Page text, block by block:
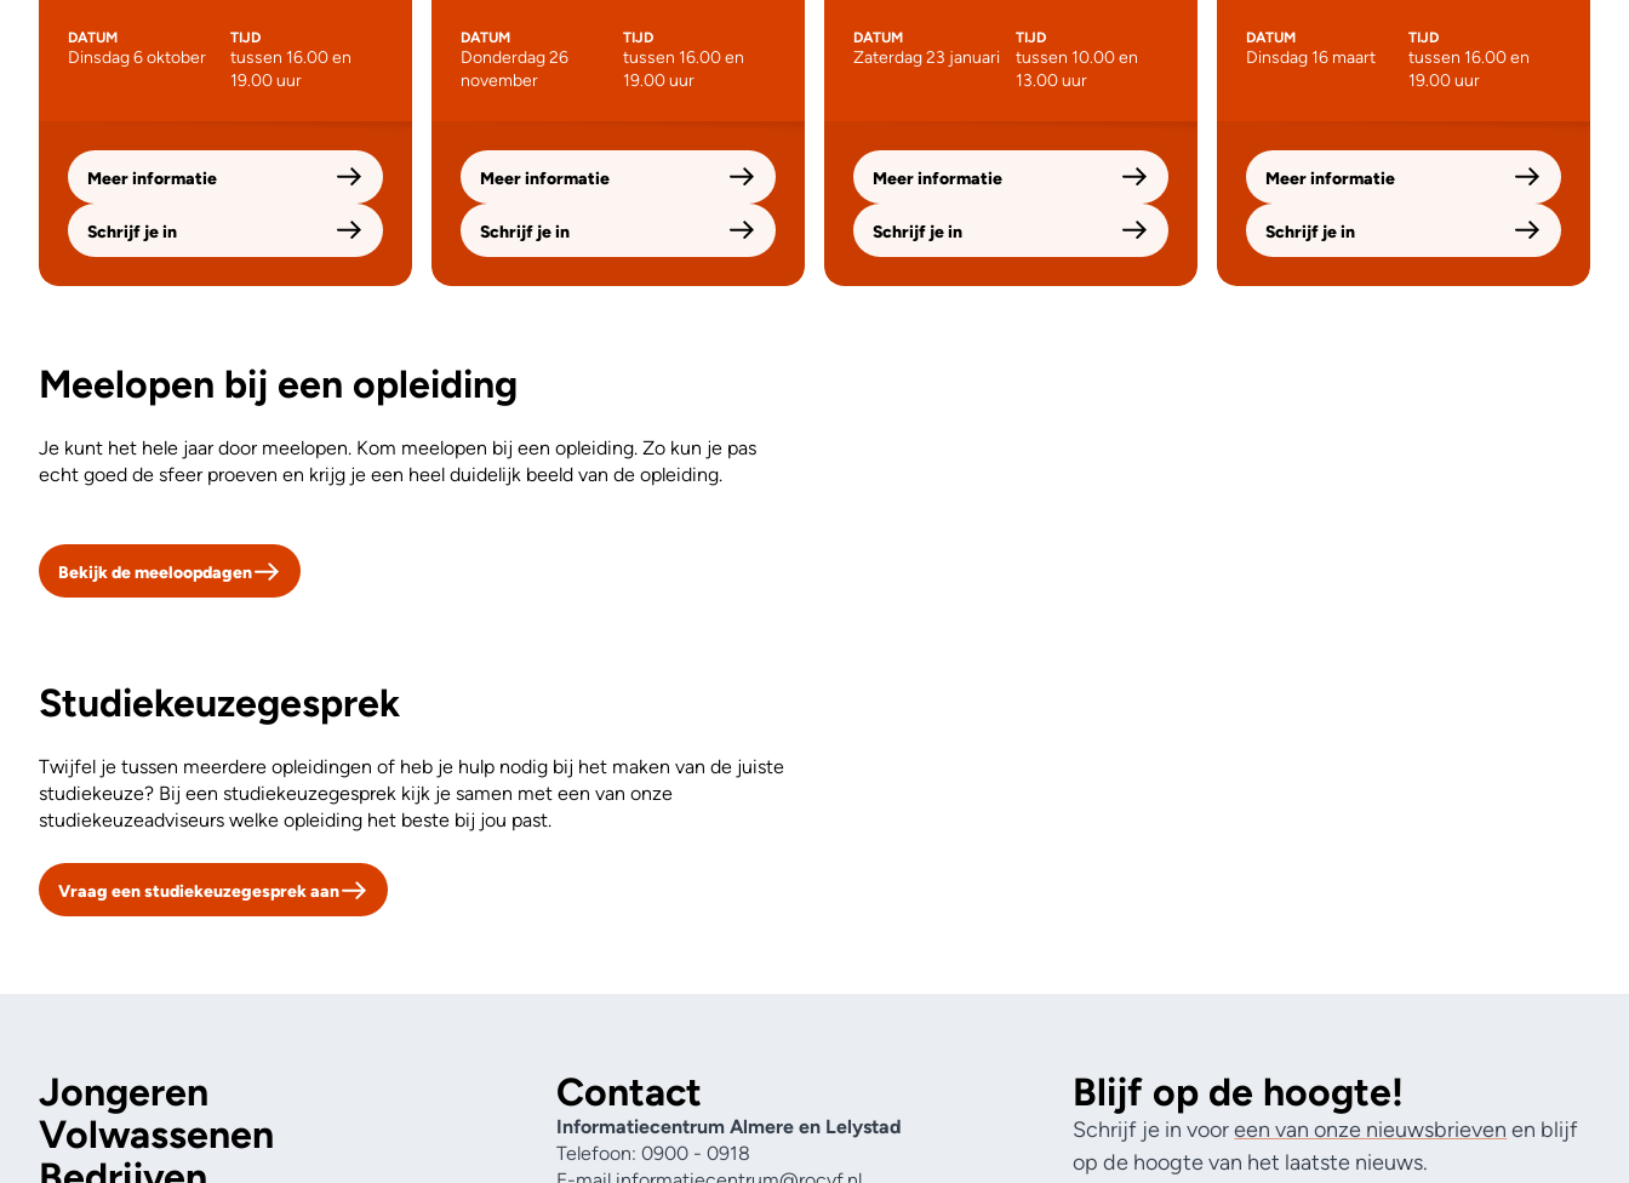
DATUM
Dinsdag 6 oktober
TIJD
tussen 16.00 en
19.00 uur
Meer informatie
Schrijf je in
DATUM
Donderdag 26
november
TIJD
tussen 16.00 en
19.00 uur
Meer informatie
Schrijf je in
DATUM
Zaterdag 23 januari
TIJD
tussen 10.00 en
13.00 uur
Meer informatie
Schrijf je in
DATUM
Dinsdag 16 maart
TIJD
tussen 16.00 en
19.00 uur
Meer informatie
Schrijf je in
Meelopen bij een opleiding
Je kunt het hele jaar door meelopen. Kom meelopen bij een opleiding. Zo kun je pas
echt goed de sfeer proeven en krijg je een heel duidelijk beeld van de opleiding.
Bekijk de meeloopdagen
Studiekeuzegesprek
Twijfel je tussen meerdere opleidingen of heb je hulp nodig bij het maken van de juiste
studiekeuze? Bij een studiekeuzegesprek kijk je samen met een van onze
studiekeuzeadviseurs welke opleiding het beste bij jou past.
Vraag een studiekeuzegesprek aan
Jongeren
Volwassenen
Contact
Informatiecentrum Almere en Lelystad
Telefoon: 0900 - 0918
Blijf op de hoogte!
Schrijf je in vooreen van onze nieuwsbrieven en blijf
op de hoogte van het laatste nieuws.